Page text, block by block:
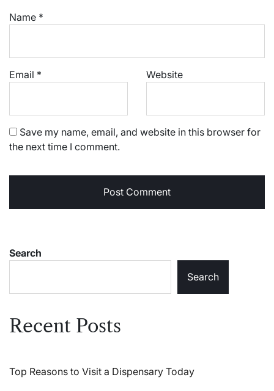
Name *
Email * Website
Save my name, email, and website in this browser for
the next time I comment.
Search
Search
Recent Posts
Top Reasons to Visit a Dispensary Today